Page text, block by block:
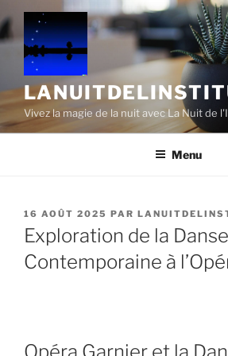
Aller
au
contenu
principal
Vivez la magie de la nuit avec La Nuit de
Menu
PUBLIÉ
LE
16 AOÛT 2025 PAR
Exploration de la Danse
Contemporaine à